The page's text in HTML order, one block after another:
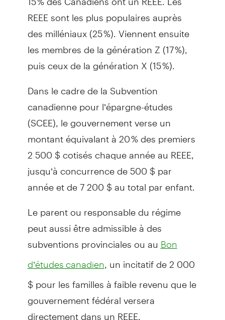
REEE sont les plus populaires auprès
des milléniaux (25 %). Viennent ensuite
les membres de la génération Z (17 %),
puis ceux de la génération X (15 %).
Dans le cadre de la Subvention
canadienne pour l’épargne-études
(SCEE), le gouvernement verse un
montant équivalant à 20 % des premiers
2 500 $ cotisés chaque année au REEE,
jusqu’à concurrence de 500 $ par
année et de 7 200 $ au total par enfant.
Le parent ou responsable du régime
peut aussi être admissible à des
subventions provinciales ou au Bon
d’études canadien , un incitatif de 2 000
$ pour les familles à faible revenu que le
gouvernement fédéral versera
directement dans un REEE.